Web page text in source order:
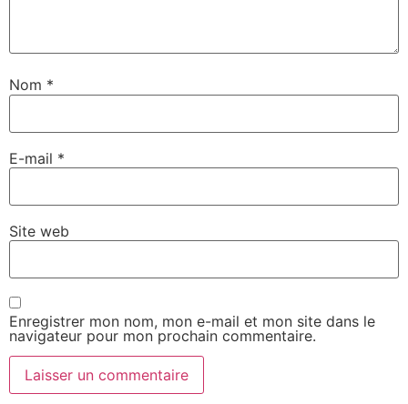
Nom *
E-mail *
Site web
Enregistrer mon nom, mon e-mail et mon site dans le
navigateur pour mon prochain commentaire.